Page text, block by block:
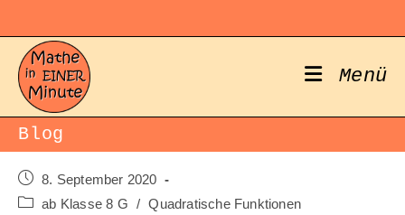
springen
Menü
Blog
Beitrag
veröffentlicht:
8. September 2020
Beitrags-
ab Klasse 8 G / Quadratische Funktionen